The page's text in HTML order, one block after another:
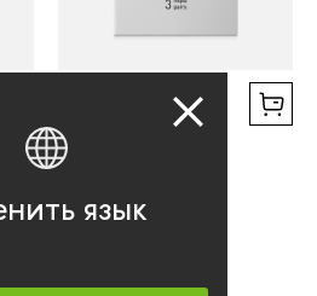
НАБОР НОСКОВ
990 РУБ.
язык